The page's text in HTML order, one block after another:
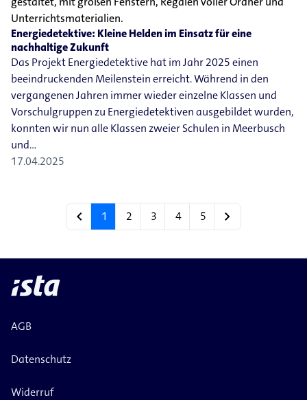
Energiedetektive: Kleine Helden im Einsatz für eine
nachhaltige Zukunft
Das Projekt Energiedetektive hat im Jahr 2025 einen
beeindruckenden Meilenstein erreicht. Während in den
vergangenen Jahren immer wieder einzelne Klassen und
Vorschulgruppen zu Energiedetektiven ausgebildet wurden,
konnten wir nun alle Klassen zweier Schulen in Meerbusch
und…
17.04.2025
chevron_left 1 2 3 4 5 chevron_right
AGB
Datenschutz
Widerruf